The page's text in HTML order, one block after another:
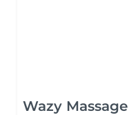
Wazy Massage